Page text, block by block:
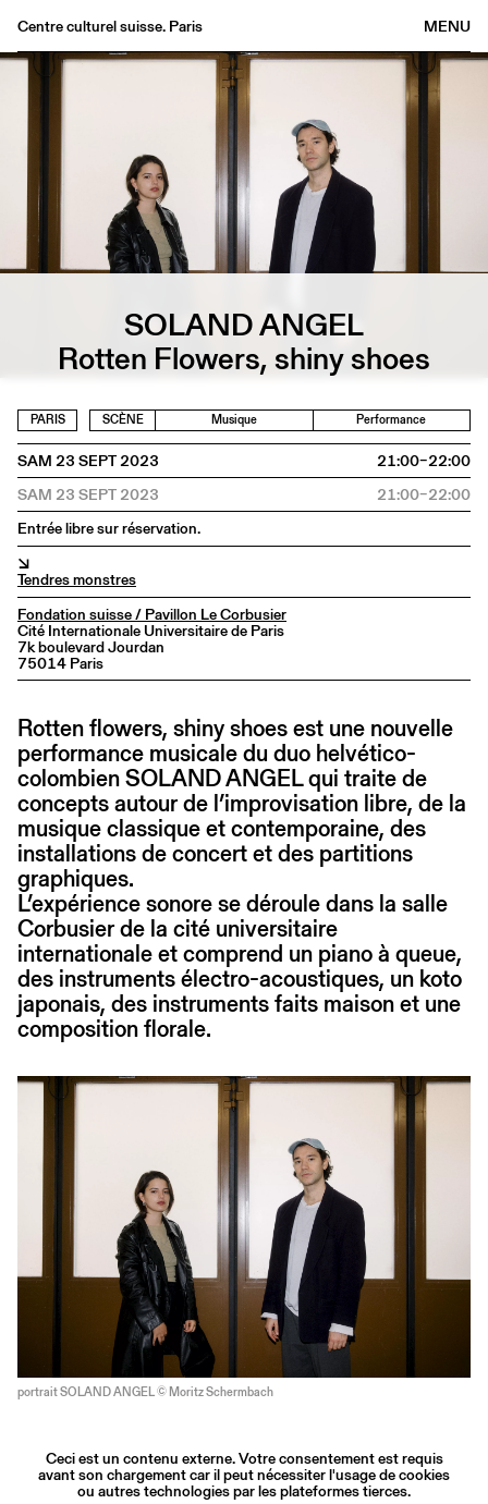
MENU
Centre culturel suisse. Paris
Agenda
Buvette
Médiathèque
Éditions
Informations
SOLAND ANGEL
Rotten Flowers, shiny shoes
PARIS SCÈNE Musique Performance
SAM 23 SEPT 2023
21:00–22:00
SAM 23 SEPT 2023
21:00–22:00
Entrée libre sur réservation.
↘
Tendres monstres
Fondation suisse / Pavillon Le Corbusier
Cité Internationale Universitaire de Paris
7k boulevard Jourdan
75014 Paris
Rotten flowers, shiny shoes est une nouvelle
performance musicale du duo helvético-
colombien SOLAND ANGEL qui traite de
concepts autour de l’improvisation libre, de la
musique classique et contemporaine, des
installations de concert et des partitions
graphiques.
L’expérience sonore se déroule dans la salle
Corbusier de la cité universitaire
internationale et comprend un piano à queue,
des instruments électro-acoustiques, un koto
japonais, des instruments faits maison et une
composition florale.
portrait SOLAND ANGEL © Moritz Schermbach
Ceci est un contenu externe. Votre consentement est requis
avant son chargement car il peut nécessiter l'usage de cookies
ou autres technologies par les plateformes tierces.